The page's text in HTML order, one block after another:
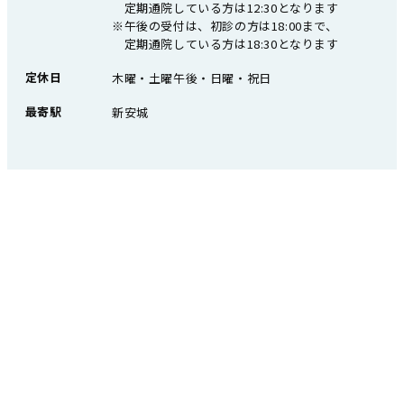
定期通院している方は12:30となります
※午後の受付は、初診の方は18:00まで、
定期通院している方は18:30となります
定休日
木曜・土曜午後・日曜・祝日
最寄駅
新安城